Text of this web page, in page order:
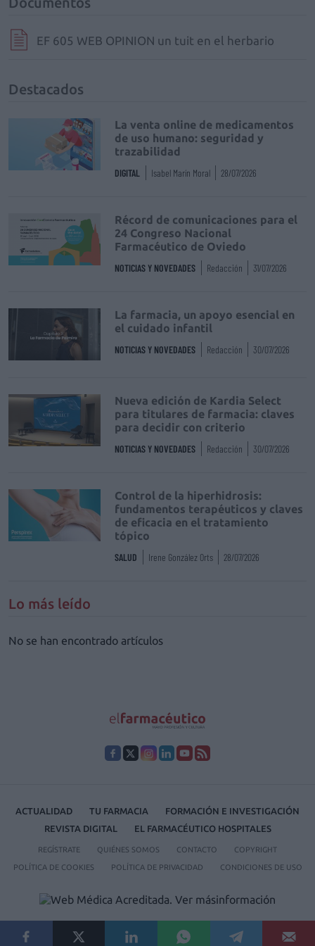
EF 605 WEB OPINION un tuit en el herbario
Destacados
La venta online de medicamentos
de uso humano: seguridad y
trazabilidad
DIGITAL Isabel Marín Moral 28/07/2026
Récord de comunicaciones para el
24 Congreso Nacional
Farmacéutico de Oviedo
NOTICIAS Y NOVEDADES Redacción 31/07/2026
La farmacia, un apoyo esencial en
el cuidado infantil
NOTICIAS Y NOVEDADES Redacción 30/07/2026
Nueva edición de Kardia Select
para titulares de farmacia: claves
para decidir con criterio
NOTICIAS Y NOVEDADES Redacción 30/07/2026
Control de la hiperhidrosis:
fundamentos terapéuticos y claves
de eficacia en el tratamiento
tópico
SALUD Irene González Orts 28/07/2026
Lo más leído
No se han encontrado artículos
ACTUALIDAD TU FARMACIA
FORMACIÓN E INVESTIGACIÓN
REVISTA DIGITAL
EL FARMACÉUTICO HOSPITALES
REGÍSTRATE QUIÉNES SOMOS CONTACTO COPYRIGHT
POLÍTICA DE COOKIES POLÍTICA DE PRIVACIDAD CONDICIONES DE USO
© 2026 Ediciones MAYO, S.A.U.